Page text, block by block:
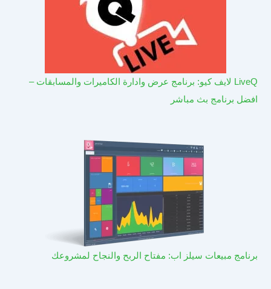
LiveQ لايف كيو: برنامج عرض وادارة الكاميرات والمسابقات –
افضل برنامج بث مباشر
برنامج مبيعات سيلز اب: مفتاح الربح والنجاح لمشروعك